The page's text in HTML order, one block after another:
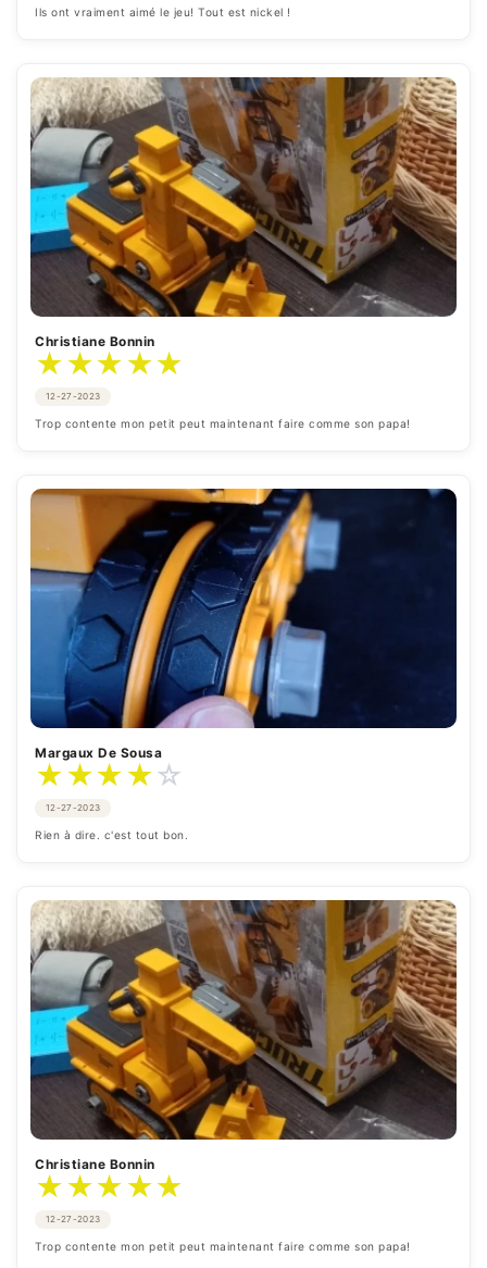
Ils ont vraiment aimé le jeu! Tout est nickel !
Christiane Bonnin
★★★★★
12-27-2023
Trop contente mon petit peut maintenant faire comme son papa!
Margaux De Sousa
★★★★☆
12-27-2023
Rien à dire. c'est tout bon.
Christiane Bonnin
★★★★★
12-27-2023
Trop contente mon petit peut maintenant faire comme son papa!